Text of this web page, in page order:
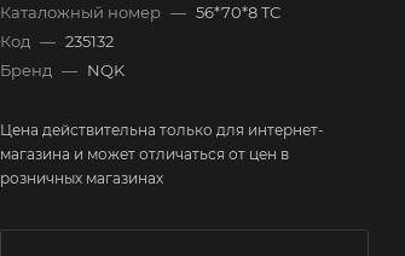
Каталожный номер — 56*70*8 TC
Код — 235132
Бренд — NQK
Цена действительна только для интернет-
магазина и может отличаться от цен в
розничных магазинах